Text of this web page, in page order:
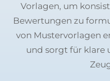
Vorlagen, um
Bewertungen zu
von Mustervorlagen
und sorgt für klare